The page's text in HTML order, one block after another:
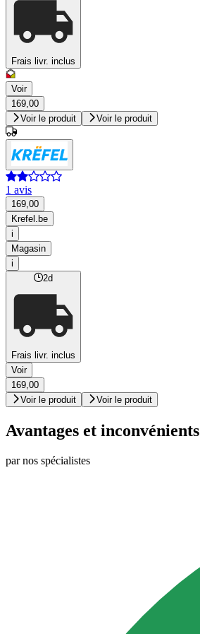
Frais livr. inclus
Voir
169,00
Voir le produit
Voir le produit
1 avis
169,00
Krefel.be
i
Magasin
i
2d
Frais livr. inclus
Voir
169,00
Voir le produit
Voir le produit
Avantages et inconvénients
par nos spécialistes